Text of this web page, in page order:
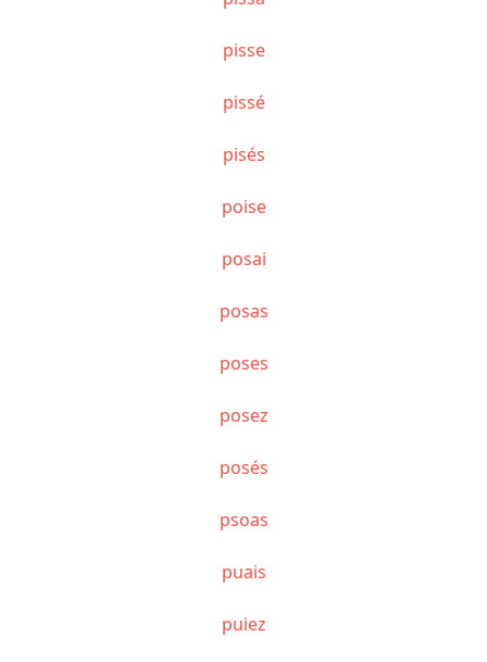
pisse
pissé
pisés
poise
posai
posas
poses
posez
posés
psoas
puais
puiez